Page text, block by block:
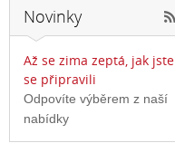
Novinky
Až se zima zeptá, jak jste
se připravili
Odpovíte výběrem z naší
nabídky